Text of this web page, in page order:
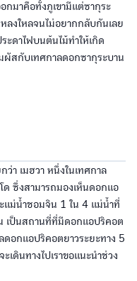
มาคือทั้งภูเขามีแต่ซากุระ
งใหลจนไม่อยากกลับกันเลย
ะดาไฟบนต้นไม้ทำให้เกิด
ผัสกับเทศกาลดอกซากุระบาน
า เมฮวา หนึ่งในเทศกาล
ด ซึ่งสามารถมองเห็นดอกแอ
แม่น้ำชอมจิน 1 ใน 4 แม่น้ำที่
เป็นสถานที่ที่มีดอกแอปริคอต
ดอกแอปริคอตยาวระยะทาง 5
เดินทางไปเราขอแนะนำช่วง